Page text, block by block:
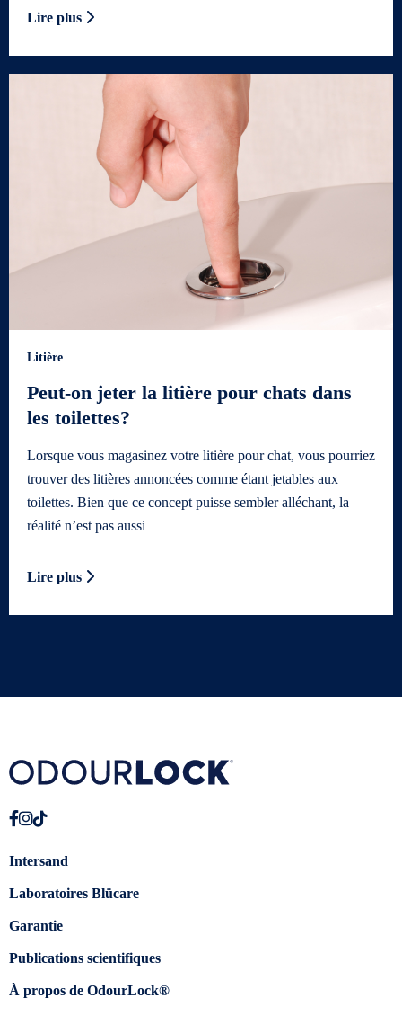
Lire plus
Litière
Peut-on jeter la litière pour chats dans
les toilettes?
Lorsque vous magasinez votre litière pour chat, vous pourriez
trouver des litières annoncées comme étant jetables aux
toilettes. Bien que ce concept puisse sembler alléchant, la
réalité n’est pas aussi
Lire plus
Intersand
Laboratoires Blücare
Garantie
Publications scientifiques
À propos de OdourLock®